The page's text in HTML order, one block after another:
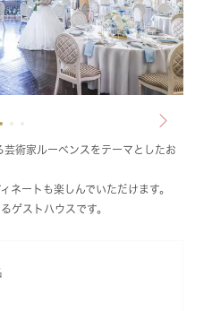
術家ルーベンスをテーマとしたお
ネートも楽しんでいただけます。
ゲストハウスです。